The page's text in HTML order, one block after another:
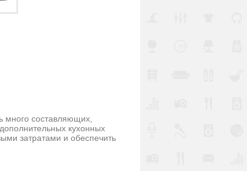
много составляющих,
кухонных
затратами и обеспечить